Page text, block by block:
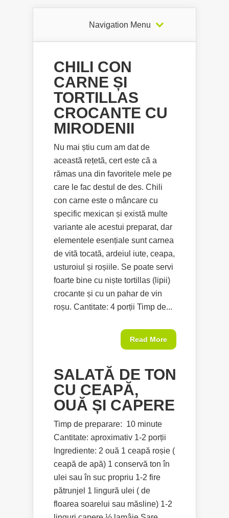
Navigation Menu
CHILI CON
CARNE ȘI
TORTILLAS
CROCANTE CU
MIRODENII
Nu mai știu cum am dat de
această rețetă, cert este că a
rămas una din favoritele mele pe
care le fac destul de des. Chili
con carne este o mâncare cu
specific mexican și există multe
variante ale acestui preparat, dar
elementele esențiale sunt carnea
de vită tocată, ardeiul iute, ceapa,
usturoiul și roșiile. Se poate servi
foarte bine cu niște tortillas (lipii)
crocante și cu un pahar de vin
roșu. Cantitate: 4 porții Timp de...
Read More
SALATĂ DE TON
CU CEAPĂ,
OUĂ ȘI CAPERE
Timp de preparare: 10 minute
Cantitate: aproximativ 1-2 porții
Ingrediente: 2 ouă 1 ceapă roșie (
ceapă de apă) 1 conservă ton în
ulei sau în suc propriu 1-2 fire
pătrunjel 1 lingură ulei ( de
floarea soarelui sau măsline) 1-2